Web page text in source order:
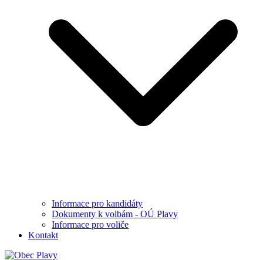
Informace pro kandidáty
Dokumenty k volbám - OÚ Plavy
Informace pro voliče
Kontakt